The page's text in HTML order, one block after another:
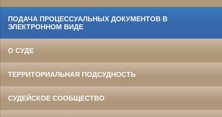
ПОДАЧА ПРОЦЕССУАЛЬНЫХ ДОКУМЕНТОВ В
ЭЛЕКТРОННОМ ВИДЕ
О СУДЕ
ТЕРРИТОРИАЛЬНАЯ ПОДСУДНОСТЬ
СУДЕЙСКОЕ СООБЩЕСТВО